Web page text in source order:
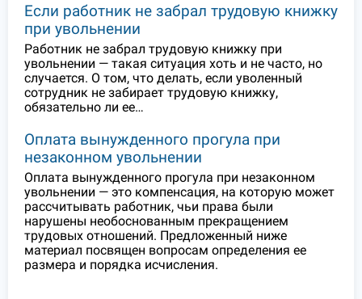
Если работник не забрал трудовую книжку
при увольнении
Работник не забрал трудовую книжку при
увольнении — такая ситуация хоть и не часто, но
случается. О том, что делать, если уволенный
сотрудник не забирает трудовую книжку,
обязательно ли ее…
Оплата вынужденного прогула при
незаконном увольнении
Оплата вынужденного прогула при незаконном
увольнении — это компенсация, на которую может
рассчитывать работник, чьи права были
нарушены необоснованным прекращением
трудовых отношений. Предложенный ниже
материал посвящен вопросам определения ее
размера и порядка исчисления.